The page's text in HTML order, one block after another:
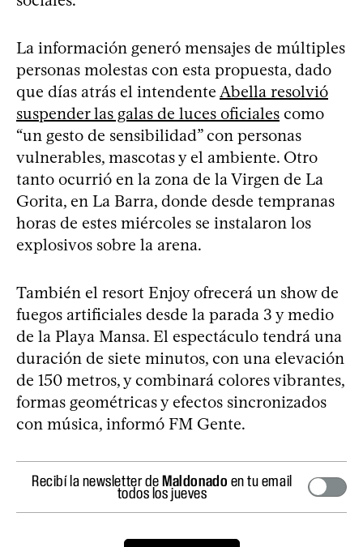
La información generó mensajes de múltiples
personas molestas con esta propuesta, dado
que días atrás el intendente Abella resolvió
suspender las galas de luces oficiales como
“un gesto de sensibilidad” con personas
vulnerables, mascotas y el ambiente. Otro
tanto ocurrió en la zona de la Virgen de La
Gorita, en La Barra, donde desde tempranas
horas de estes miércoles se instalaron los
explosivos sobre la arena.
También el resort Enjoy ofrecerá un show de
fuegos artificiales desde la parada 3 y medio
de la Playa Mansa. El espectáculo tendrá una
duración de siete minutos, con una elevación
de 150 metros, y combinará colores vibrantes,
formas geométricas y efectos sincronizados
con música, informó FM Gente.
Recibí la newsletter deMaldonado en tu email
todos los jueves